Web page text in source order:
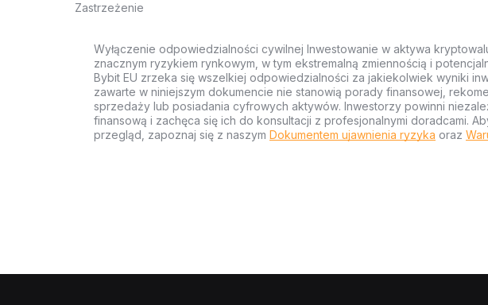
Zastrzeżenie
Wyłączenie odpowiedzialności cywilnej Inwestowanie w aktywa
znacznym ryzykiem rynkowym, w tym ekstremalną zmiennością i
Bybit EU zrzeka się wszelkiej odpowiedzialności za jakiekolwiek wyniki
zawarte w niniejszym dokumencie nie stanowią porady finansowej,
sprzedaży lub posiadania cyfrowych aktywów. Inwestorzy powinni
finansową i zachęca się ich do konsultacji z profesjonalnymi doradcami.
przegląd, zapoznaj się z naszym Dokumentem ujawnienia ryzyka oraz